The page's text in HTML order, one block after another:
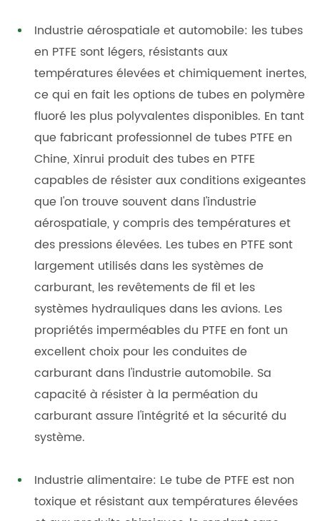
Industrie aérospatiale et automobile: les tubes
en PTFE sont légers, résistants aux
températures élevées et chimiquement inertes,
ce qui en fait les options de tubes en polymère
fluoré les plus polyvalentes disponibles. En tant
que fabricant professionnel de tubes PTFE en
Chine, Xinrui produit des tubes en PTFE
capables de résister aux conditions exigeantes
que l'on trouve souvent dans l'industrie
aérospatiale, y compris des températures et
des pressions élevées. Les tubes en PTFE sont
largement utilisés dans les systèmes de
carburant, les revêtements de fil et les
systèmes hydrauliques dans les avions. Les
propriétés imperméables du PTFE en font un
excellent choix pour les conduites de
carburant dans l'industrie automobile. Sa
capacité à résister à la perméation du
carburant assure l'intégrité et la sécurité du
système.
Industrie alimentaire: Le tube de PTFE est non
toxique et résistant aux températures élevées